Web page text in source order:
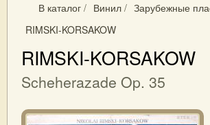
В каталог / Винил / Зарубежные
RIMSKI-KORSAKOW
RIMSKI-KORSAKOW
Scheherazade Op. 35